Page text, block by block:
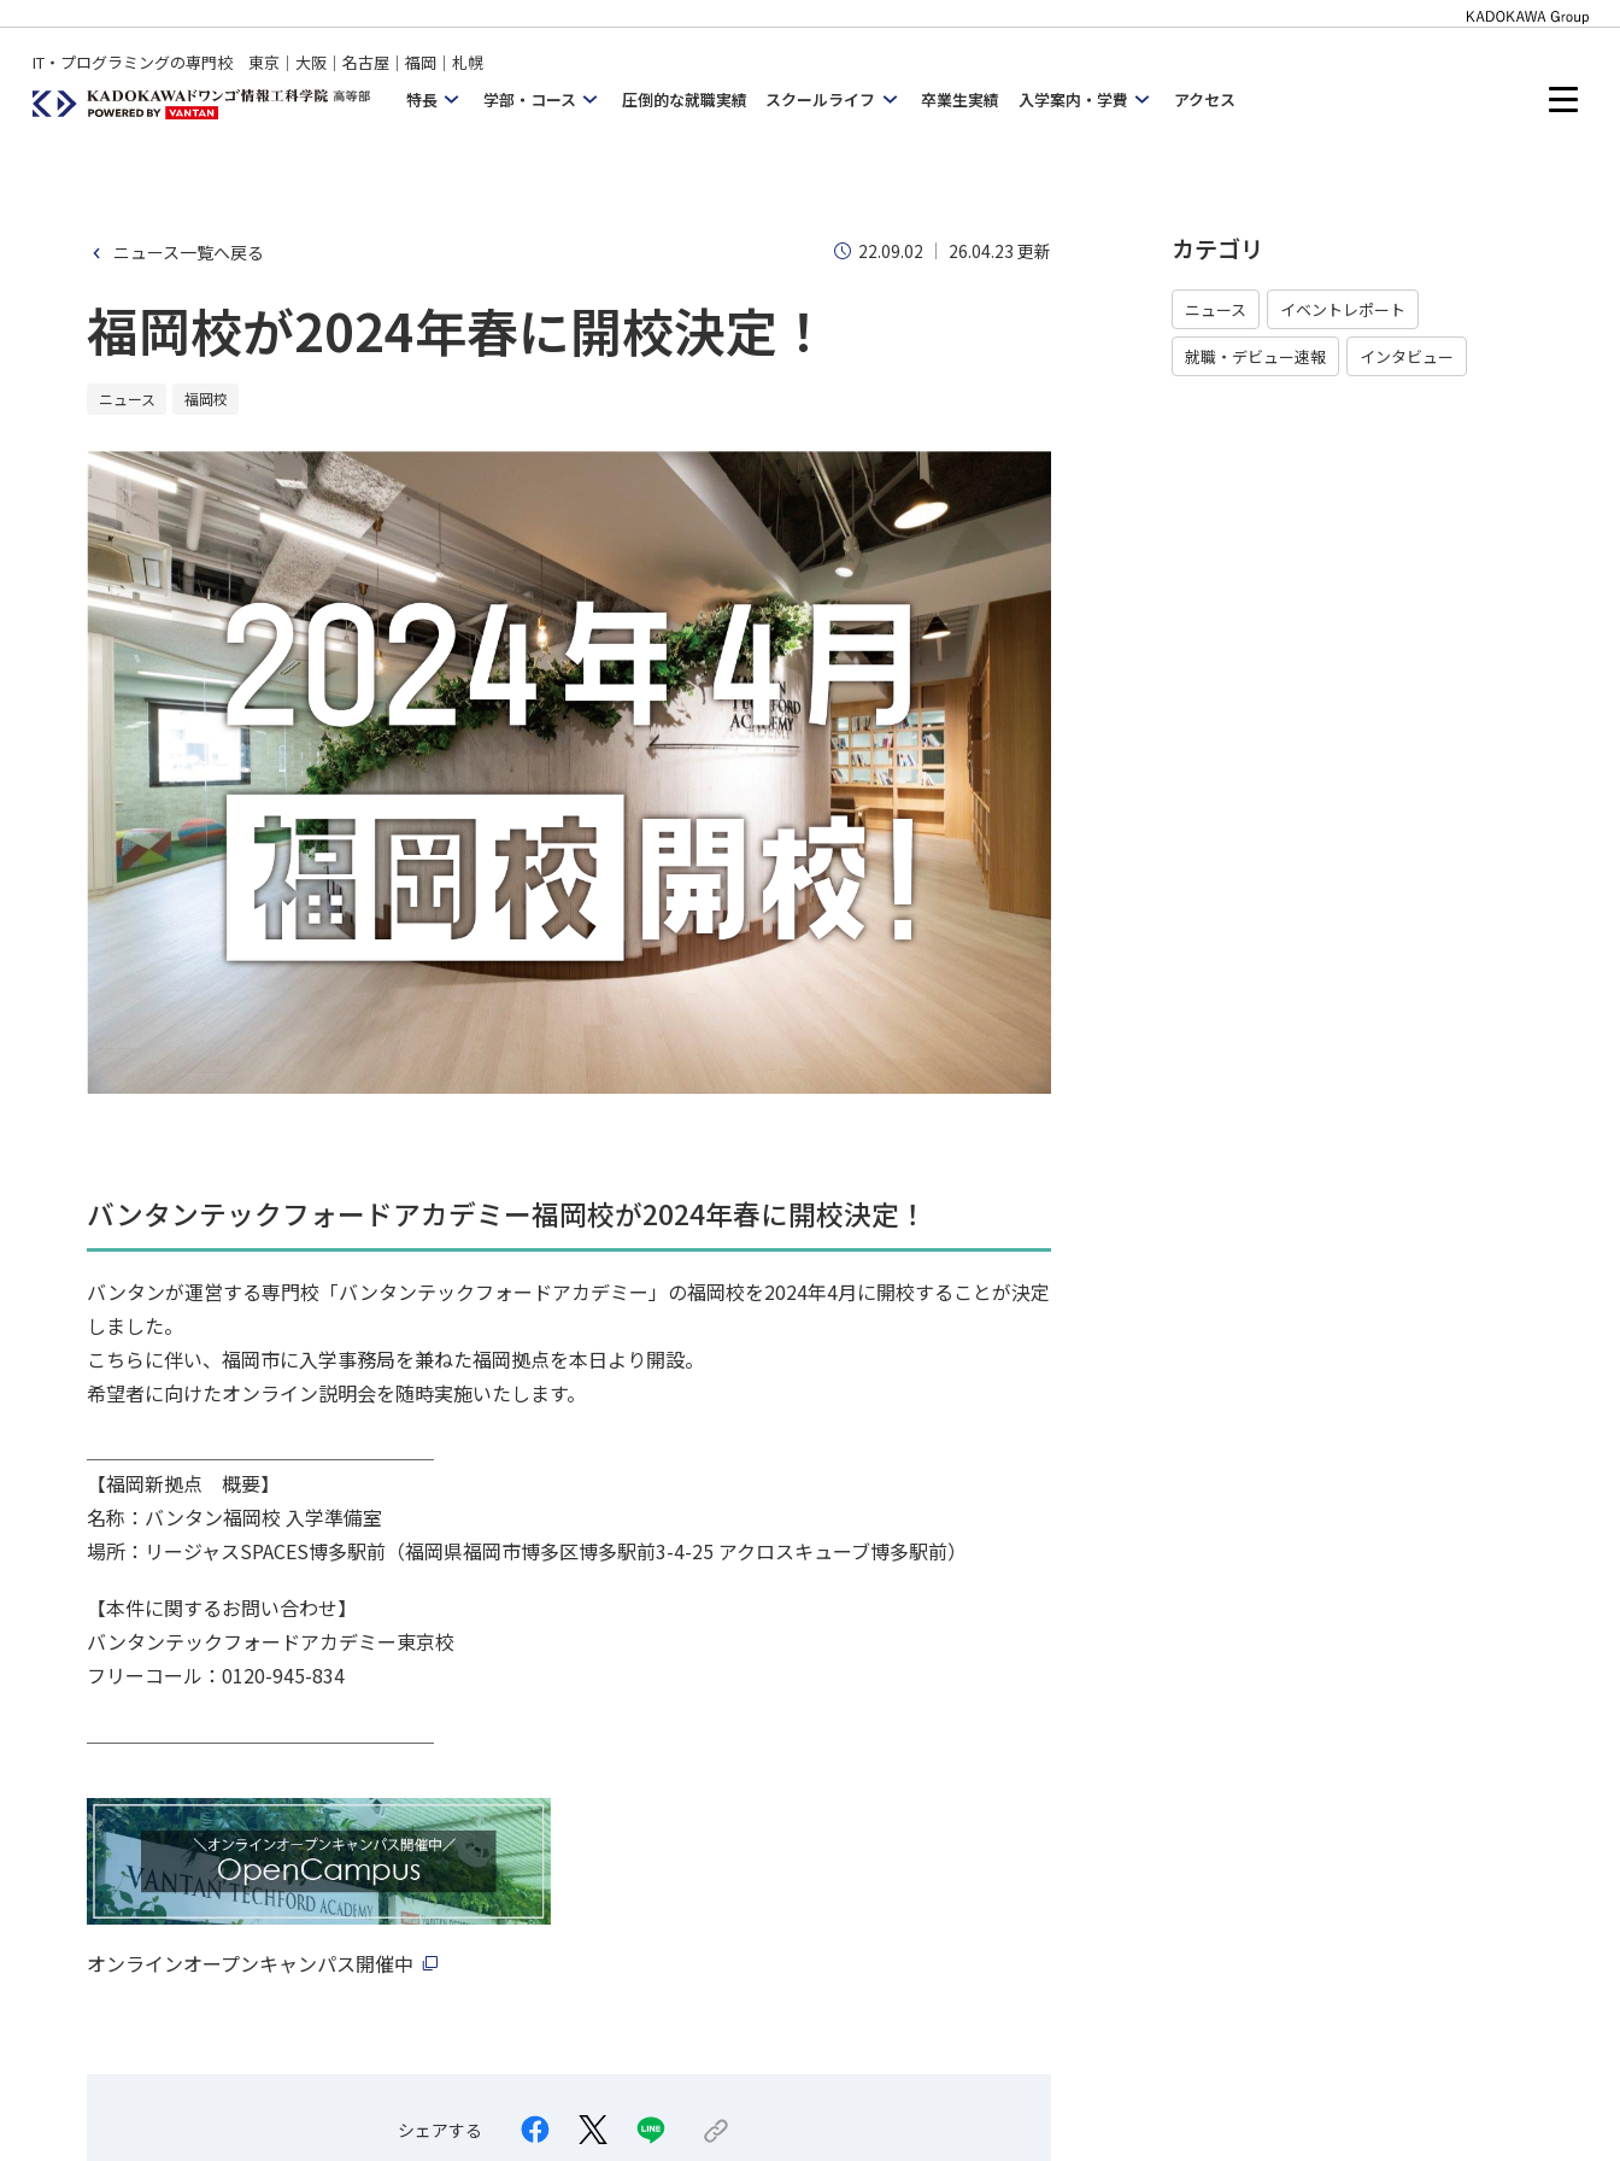
IT・プログラミングの専門校 東京｜大阪｜名古屋｜福岡｜札幌
特長
学部・コース 圧倒的な就職実績 スクールライフ 卒業生実績 入学案内・学費 アクセス
ニュース一覧へ戻る 22.09.02 26.04.23 更新
福岡校が2024年春に開校決定！
ニュース 福岡校
バンタンテックフォードアカデミー福岡校が2024年春に開校決定！
バンタンが運営する専門校「バンタンテックフォードアカデミー」の福岡校を2024年4月に開校することが決定
しました。
こちらに伴い、福岡市に入学事務局を兼ねた福岡拠点を本日より開設。
希望者に向けたオンライン説明会を随時実施いたします。
【福岡新拠点 概要】
名称：バンタン福岡校 入学準備室
場所：リージャスSPACES博多駅前（福岡県福岡市博多区博多駅前3-4-25 アクロスキューブ博多駅前）
【本件に関するお問い合わせ】
バンタンテックフォードアカデミー東京校
フリーコール：0120-945-834
オンラインオープンキャンパス開催中
シェアする
カテゴリ
ニュース イベントレポート
就職・デビュー速報 インタビュー